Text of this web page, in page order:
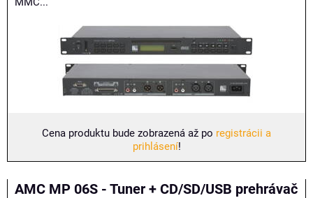
Cena produktu bude zobrazená až po registrácii a
prihlásení!
AMC MP 06S - Tuner + CD/SD/USB prehrávač